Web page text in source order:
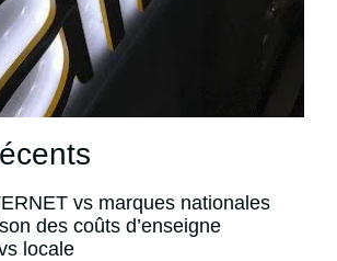
vs marques nationales
des coûts d’enseigne
locale